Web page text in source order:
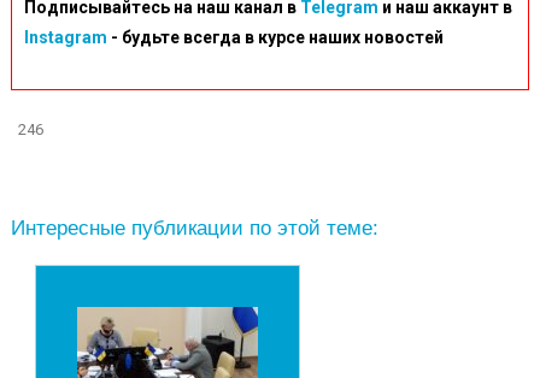
Подписывайтесь на наш канал в Telegram и наш аккаунт в
Instagram - будьте всегда в курсе наших новостей
246
Интересные публикации по этой теме: